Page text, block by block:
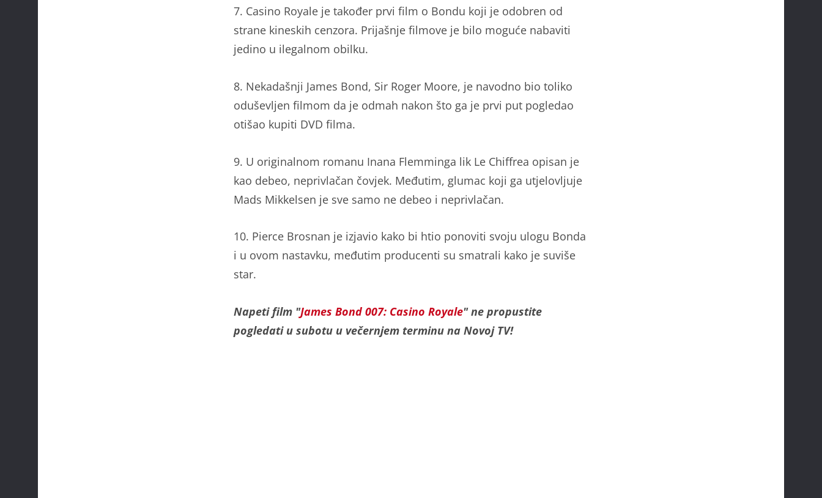
7. Casino Royale je također prvi film o Bondu koji je odobren od
strane kineskih cenzora. Prijašnje filmove je bilo moguće nabaviti
jedino u ilegalnom obilku.
8. Nekadašnji James Bond, Sir Roger Moore, je navodno bio toliko
oduševljen filmom da je odmah nakon što ga je prvi put pogledao
otišao kupiti DVD filma.
9. U originalnom romanu Inana Flemminga lik Le Chiffrea opisan je
kao debeo, neprivlačan čovjek. Međutim, glumac koji ga utjelovljuje
Mads Mikkelsen je sve samo ne debeo i neprivlačan.
10. Pierce Brosnan je izjavio kako bi htio ponoviti svoju ulogu Bonda
i u ovom nastavku, međutim producenti su smatrali kako je suviše
star.
Napeti film "James Bond 007: Casino Royale" ne propustite
pogledati u subotu u večernjem terminu na Novoj TV!